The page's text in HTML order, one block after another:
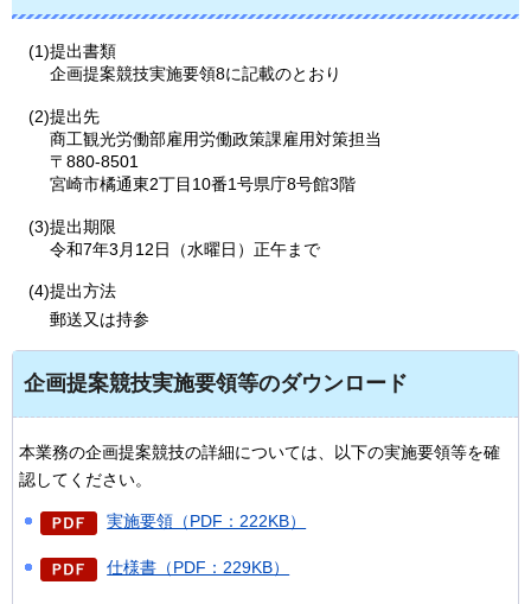
(1)提出書類
企画提案競技実施要領8に記載のとおり
(2)提出先
商工観光労働部雇用労働政策課雇用対策担当
〒880-8501
宮崎市橘通東2丁目10番1号県庁8号館3階
(3)提出期限
令和7年3月12日（水曜日）正午まで
(4)提出方法
郵送又は持参
企画提案競技実施要領等のダウンロード
本業務の企画提案競技の詳細については、以下の実施要領等を確
認してください。
実施要領（PDF：222KB）
仕様書（PDF：229KB）